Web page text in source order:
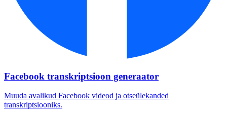
Facebook transkriptsioon generaator
Muuda avalikud Facebook videod ja otseülekanded
transkriptsiooniks.